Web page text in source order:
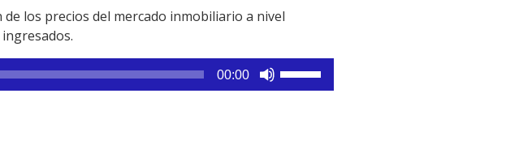
los precios del mercado inmobiliario a nivel
00:00